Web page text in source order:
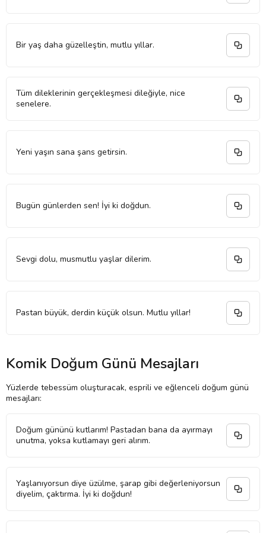
Bir yaş daha güzelleştin, mutlu yıllar.
Tüm dileklerinin gerçekleşmesi dileğiyle, nice
senelere.
Yeni yaşın sana şans getirsin.
Bugün günlerden sen! İyi ki doğdun.
Sevgi dolu, musmutlu yaşlar dilerim.
Pastan büyük, derdin küçük olsun. Mutlu yıllar!
Komik Doğum Günü Mesajları
Yüzlerde tebessüm oluşturacak, esprili ve eğlenceli doğum günü
mesajları:
Doğum gününü kutlarım! Pastadan bana da ayırmayı
unutma, yoksa kutlamayı geri alırım.
Yaşlanıyorsun diye üzülme, şarap gibi değerleniyorsun
diyelim, çaktırma. İyi ki doğdun!